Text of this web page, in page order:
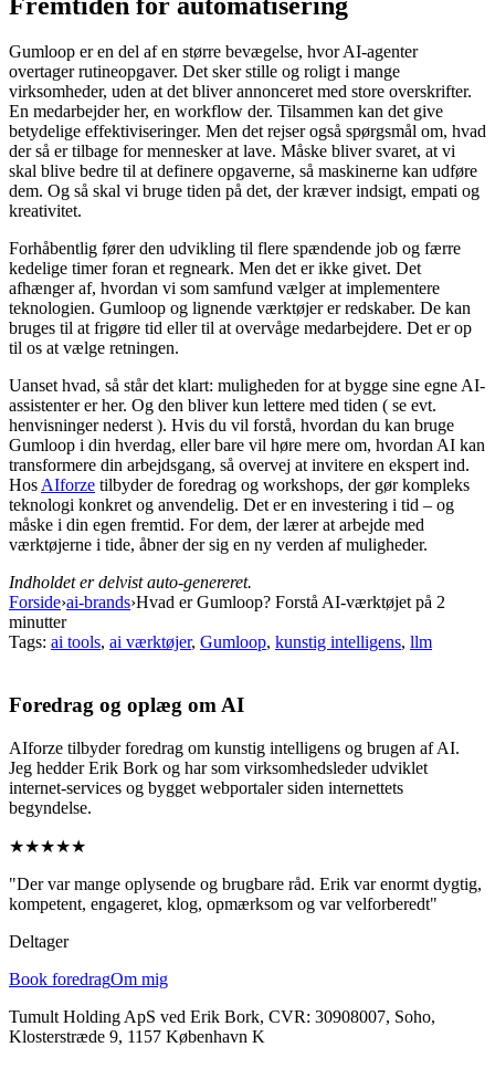
Gumloop er en del af en større bevægelse, hvor AI-agenter
overtager rutineopgaver. Det sker stille og roligt i mange
virksomheder, uden at det bliver annonceret med store overskrifter.
En medarbejder her, en workflow der. Tilsammen kan det give
betydelige effektiviseringer. Men det rejser også spørgsmål om, hvad
der så er tilbage for mennesker at lave. Måske bliver svaret, at vi
skal blive bedre til at definere opgaverne, så maskinerne kan udføre
dem. Og så skal vi bruge tiden på det, der kræver indsigt, empati og
kreativitet.
Forhåbentlig fører den udvikling til flere spændende job og færre
kedelige timer foran et regneark. Men det er ikke givet. Det
afhænger af, hvordan vi som samfund vælger at implementere
teknologien. Gumloop og lignende værktøjer er redskaber. De kan
bruges til at frigøre tid eller til at overvåge medarbejdere. Det er op
til os at vælge retningen.
Uanset hvad, så står det klart: muligheden for at bygge sine egne AI-
assistenter er her. Og den bliver kun lettere med tiden ( se evt.
henvisninger nederst ). Hvis du vil forstå, hvordan du kan bruge
Gumloop i din hverdag, eller bare vil høre mere om, hvordan AI kan
transformere din arbejdsgang, så overvej at invitere en ekspert ind.
HosAIforze tilbyder de foredrag og workshops, der gør kompleks
teknologi konkret og anvendelig. Det er en investering i tid – og
måske i din egen fremtid. For dem, der lærer at arbejde med
værktøjerne i tide, åbner der sig en ny verden af muligheder.
Indholdet er delvist auto-genereret.
Forside›ai-brands›Hvad er Gumloop? Forstå AI-værktøjet på 2
minutter
Tags: ai tools, ai værktøjer, Gumloop, kunstig intelligens, llm
Foredrag og oplæg om AI
AIforze tilbyder foredrag om kunstig intelligens og brugen af AI.
Jeg hedder Erik Bork og har som virksomhedsleder udviklet
internet-services og bygget webportaler siden internettets
begyndelse.
★★★★★
"Der var mange oplysende og brugbare råd. Erik var enormt dygtig,
kompetent, engageret, klog, opmærksom og var velforberedt"
Deltager
Book foredragOm mig
Tumult Holding ApS ved Erik Bork, CVR: 30908007, Soho,
Klosterstræde 9, 1157 København K